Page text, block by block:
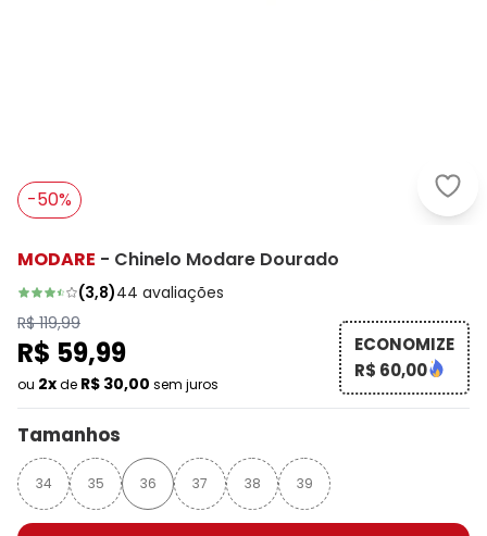
-50%
MODARE - Chinelo Modare Dourado
(3,8)44 avaliações
R$ 119,99
R$ 59,99
ou 2xde R$ 30,00 sem juros
ECONOMIZE
R$ 60,00
Tamanhos
34 35 36 37 38 39